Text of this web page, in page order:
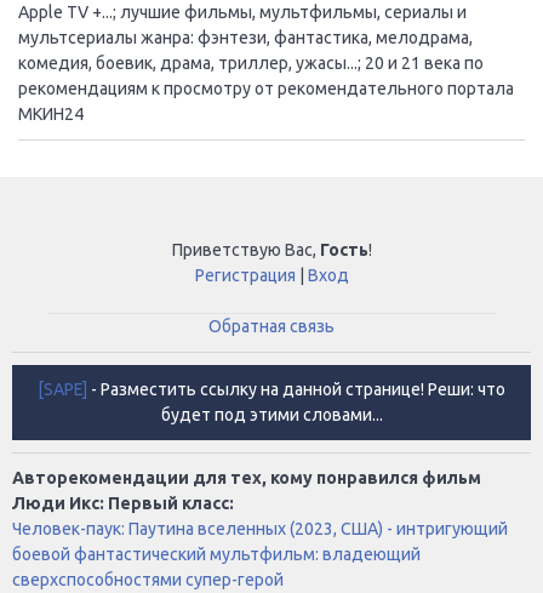
Apple TV +...; лучшие фильмы, мультфильмы, сериалы и
мультсериалы жанра: фэнтези, фантастика, мелодрама,
комедия, боевик, драма, триллер, ужасы...; 20 и 21 века по
рекомендациям к просмотру от рекомендательного портала
МКИН24
Приветствую Вас, Гость!
Регистрация
Вход
Обратная связь
[SAPE] - Разместить ссылку на данной странице! Реши: что
будет под этими словами...
Авторекомендации для тех, кому понравился фильм
Люди Икс: Первый класс:
Человек-паук: Паутина вселенных (2023, США) - интригующий
боевой фантастический мультфильм: владеющий
сверхспособностями супер-герой